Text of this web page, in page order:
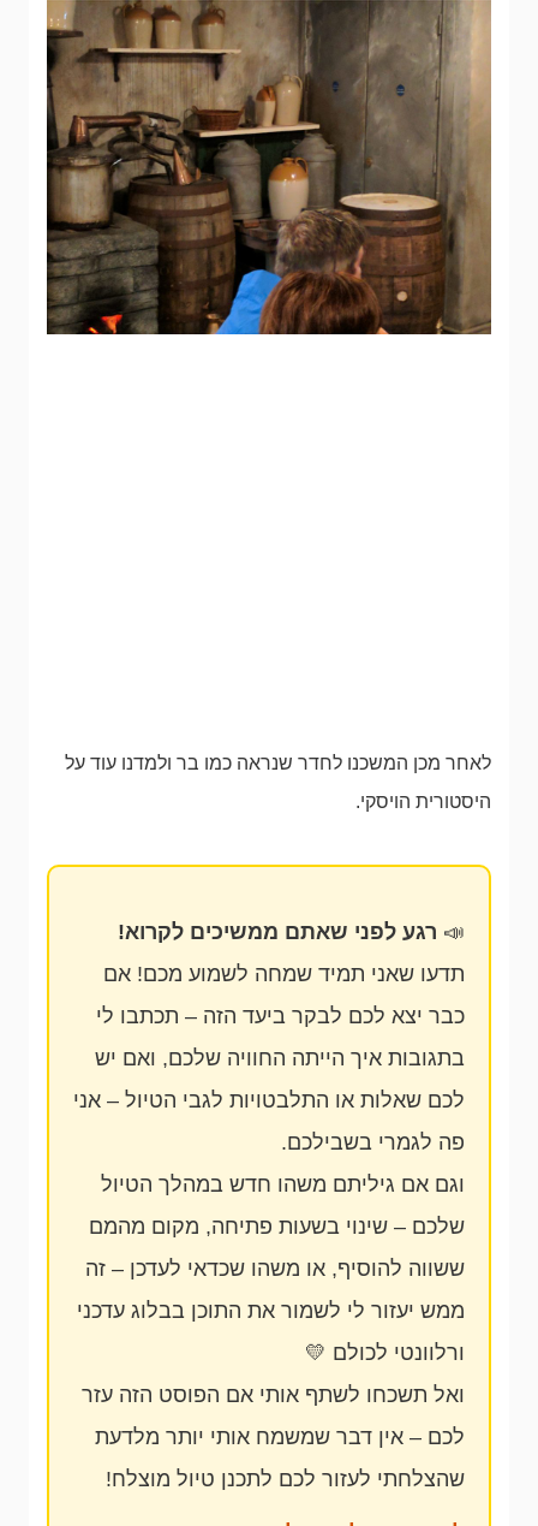
לאחר מכן המשכנו לחדר שנראה כמו בר ולמדנו עוד על
היסטורית הויסקי.
📣 רגע לפני שאתם ממשיכים לקרוא!
תדעו שאני תמיד שמחה לשמוע מכם! אם
כבר יצא לכם לבקר ביעד הזה – תכתבו לי
בתגובות איך הייתה החוויה שלכם, ואם יש
לכם שאלות או התלבטויות לגבי הטיול – אני
פה לגמרי בשבילכם.
וגם אם גיליתם משהו חדש במהלך הטיול
שלכם – שינוי בשעות פתיחה, מקום מהמם
ששווה להוסיף, או משהו שכדאי לעדכן – זה
ממש יעזור לי לשמור את התוכן בבלוג עדכני
ורלוונטי לכולם 💛
ואל תשכחו לשתף אותי אם הפוסט הזה עזר
לכם – אין דבר שמשמח אותי יותר מלדעת
שהצלחתי לעזור לכם לתכנן טיול מוצלח!